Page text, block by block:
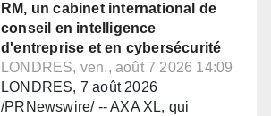
RM, un cabinet international de
conseil en intelligence
d'entreprise et en cybersécurité
LONDRES, ven., août 7 2026 14:09
LONDRES, 7 août 2026
/PRNewswire/ -- AXA XL, qui